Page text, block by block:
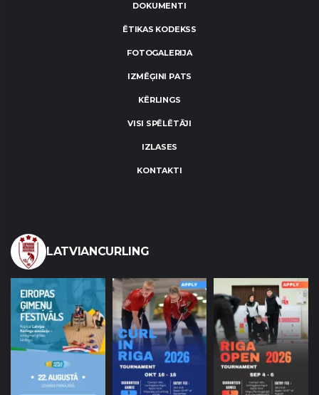
DOKUMENTI
ĒTIKAS KODEKSS
FOTOGALERIJA
IZMĒĢINI PATS
KĒRLINGS
VISI SPĒLĒTĀJI
IZLASES
KONTAKTI
LATVIANCURLING